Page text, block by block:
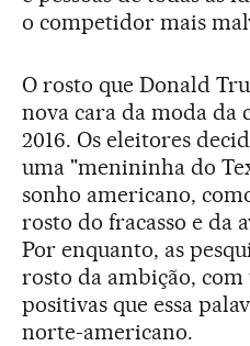
o competidor mais
O rosto que Donald
nova cara da moda da
2016. Os eleitores
uma "menininha do
sonho americano,
rosto do fracasso e da
Por enquanto, as
rosto da ambição, com
positivas que essa
norte-americano.